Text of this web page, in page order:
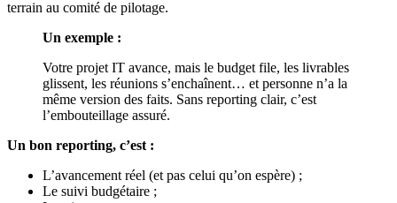
terrain au comité de pilotage.
Un exemple :
Votre projet IT avance, mais le budget file, les livrables
glissent, les réunions s’enchaînent… et personne n’a la
même version des faits. Sans reporting clair, c’est
l’embouteillage assuré.
Un bon reporting, c’est :
L’avancement réel (et pas celui qu’on espère) ;
Le suivi budgétaire ;